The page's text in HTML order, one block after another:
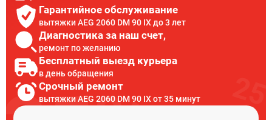
Гарантийное обслуживание
вытяжки AEG 2060 DM 90 IX до 3 лет
Диагностика за наш счет,
ремонт по желанию
Бесплатный выезд курьера
в день обращения
Срочный ремонт
вытяжки AEG 2060 DM 90 IX от 35 минут